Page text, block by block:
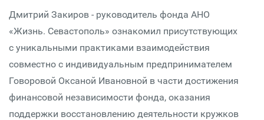
Дмитрий Закиров - руководитель фонда АНО
«Жизнь. Севастополь» ознакомил присутствующих
с уникальными практиками взаимодействия
совместно с индивидуальным предпринимателем
Говоровой Оксаной Ивановной в части достижения
финансовой независимости фонда, оказания
поддержки восстановлению деятельности кружков